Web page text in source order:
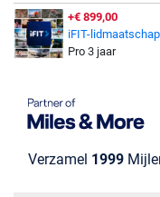
+€ 899,00
iFIT-lidmaatschap
Pro 3 jaar
Verzamel 1999